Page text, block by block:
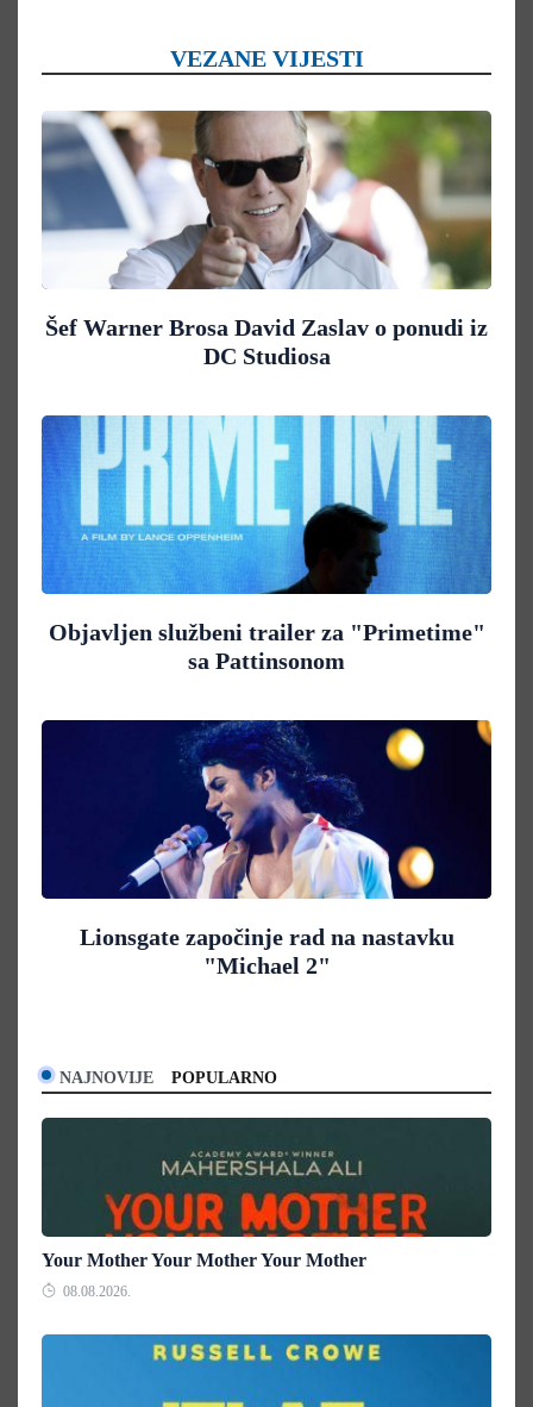
VEZANE VIJESTI
Šef Warner Brosa David Zaslav o ponudi iz
DC Studiosa
Objavljen službeni trailer za "Primetime"
sa Pattinsonom
Lionsgate započinje rad na nastavku
"Michael 2"
NAJNOVIJE POPULARNO
Your Mother Your Mother Your Mother
08.08.2026.